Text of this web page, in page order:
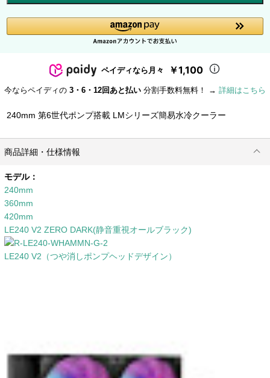
ペイディなら月々 ￥1,100
今ならペイディの 3・6・12回あと払い 分割手数料無料！ → 詳細はこちら
240mm 第6世代ポンプ搭載 LMシリーズ簡易水冷クーラー
商品詳細・仕様情報
モデル：
240mm
360mm
420mm
LE240 V2 ZERO DARK(静音重視オールブラック)
LE240 V2（つや消しポンプヘッドデザイン）